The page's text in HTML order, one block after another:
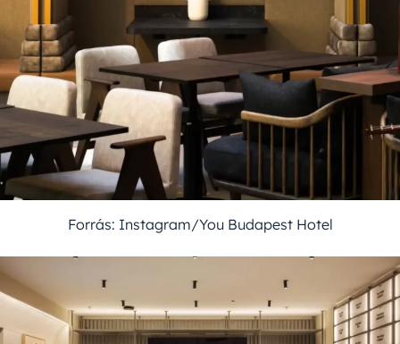
Forrás: Instagram/You Budapest Hotel